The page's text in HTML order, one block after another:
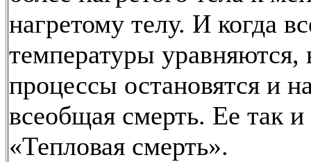
нагретому телу. И когда
температуры уравняются,
процессы остановятся и
всеобщая смерть. Ее так и
«Тепловая смерть».